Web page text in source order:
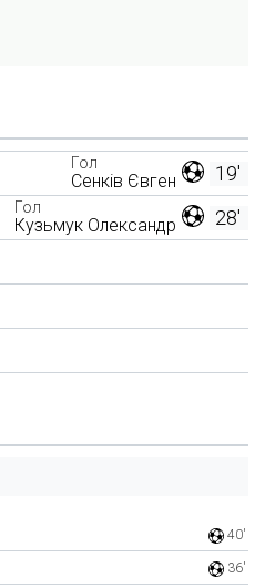
19'
Гол
Сенків Євген
28'
Гол
Кузьмук Олександр
40'
36'